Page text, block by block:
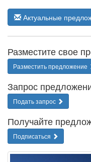
Актуальные
Разместите свое
Разместить предложение
Запрос
Подать запрос
Получайте
Подписаться